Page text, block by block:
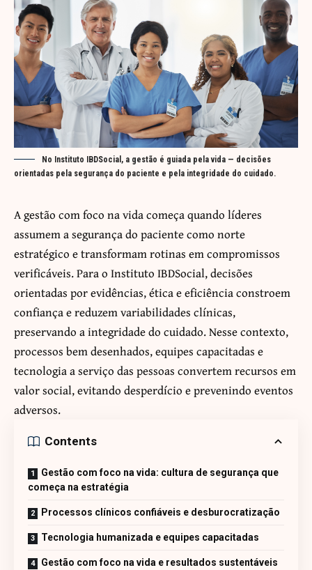
No Instituto IBDSocial, a gestão é guiada pela vida — decisões
orientadas pela segurança do paciente e pela integridade do cuidado.
A gestão com foco na vida começa quando líderes
assumem a segurança do paciente como norte
estratégico e transformam rotinas em compromissos
verificáveis. Para o Instituto IBDSocial, decisões
orientadas por evidências, ética e eficiência constroem
confiança e reduzem variabilidades clínicas,
preservando a integridade do cuidado. Nesse contexto,
processos bem desenhados, equipes capacitadas e
tecnologia a serviço das pessoas convertem recursos em
valor social, evitando desperdício e prevenindo eventos
adversos.
Contents
Gestão com foco na vida: cultura de segurança que
começa na estratégia
Processos clínicos confiáveis e desburocratização
Tecnologia humanizada e equipes capacitadas
Gestão com foco na vida e resultados sustentáveis